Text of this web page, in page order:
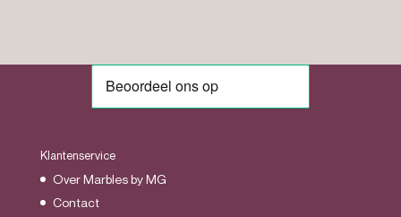
Klantenservice
Over Marbles by MG
Contact